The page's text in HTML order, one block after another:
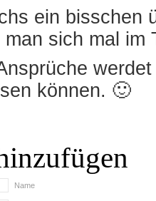
ein bisschen
sich mal im
können. 🙂
Name